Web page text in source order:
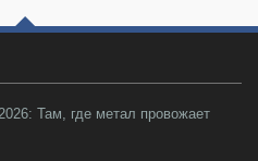
Там, где метал провожает